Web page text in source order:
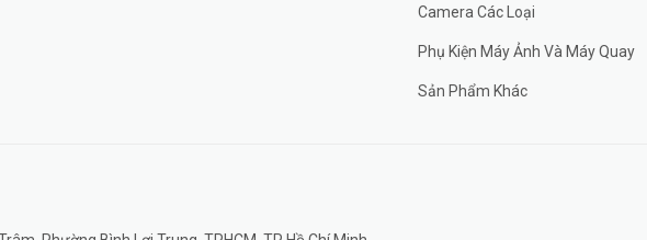
Camera Các Loại
Phụ Kiện Máy Ảnh Và Máy Quay
Sản Phẩm Khác